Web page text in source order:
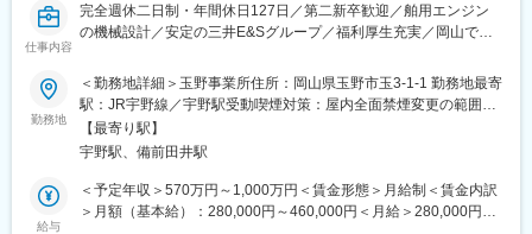
■教育体制：
品質保証部は約140名で、試験グループは約70名で構成されてい
がございますので未経験の方もご安心ください。
・まずは2週間程度の座学研修でエンジンについて学んで頂きま
す。
・その後は工場内でのチーム業務を通じたOJT。先輩社員に教わ
りながら少しずつ業務を覚えます。
・工場内における試運転業務からお任せし、入社1～2年経過後か
ら出張業務も担っていただくイメージです。
仕事内容
完全週休二日制・年間休日127日／第二新卒歓迎／舶用エンジン
の機械設計／安定の三井E&Sグループ／福利厚生充実／岡山での
国内シェアトップの舶用エンジンの機械設計を担当いただきま
す。
■業務内容：高さ20m、重量2000トン、最大出力10万馬力を超え
る大型舶用エンジンのオーダーメイド設計をお任せします。
・エンジン主要部品の基本設計方針を決定
・検証試験項目の検討、作成
・設計検証のための解析や計測
勤務地
＜勤務地詳細＞玉野事業所住所：岡山県玉野市玉3-1-1 勤務地最寄
駅：JR宇野線／宇野駅受動喫煙対策：屋内全面禁煙変更の範囲：
会社の定める事業所（リモートワーク含む）
【最寄り駅】
宇野駅、備前田井駅
給与
＜予定年収＞570万円～1,000万円＜賃金形態＞月給制＜賃金内訳
＞月額（基本給）：280,000円～460,000円＜月給＞280,000円～